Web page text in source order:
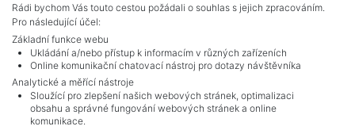
MojePole.cz
Revoluční 1003/3, 11000, Praha
Rádi bychom Vás touto cestou požádali o souhlas s jejich zpracováním.
Pro následující účel:
Základní funkce webu
Ukládání a/nebo přístup k informacím v různých zařízeních
Online komunikační chatovací nástroj pro dotazy návštěvníka
Analytické a měřící nástroje
Sloužící pro zlepšení našich webových stránek, optimalizaci
obsahu a správné fungování webových stránek a online
komunikace.